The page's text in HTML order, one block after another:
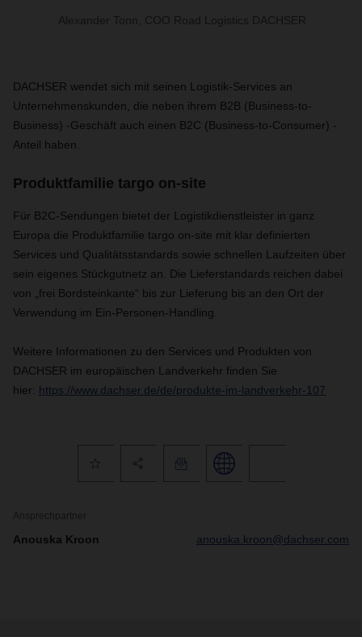
Alexander Tonn, COO Road Logistics DACHSER
DACHSER wendet sich mit seinen Logistik-Services an
Unternehmenskunden, die neben ihrem B2B (Business-to-
Business) -Geschäft auch einen B2C (Business-to-Consumer) -
Anteil haben.
Produktfamilie targo on-site
Für B2C-Sendungen bietet der Logistikdienstleister in ganz
Europa die Produktfamilie targo on-site mit klar definierten
Services und Qualitätsstandards sowie schnellen Laufzeiten über
sein eigenes Stückgutnetz an. Die Lieferstandards reichen dabei
von „frei Bordsteinkante“ bis zur Lieferung bis an den Ort der
Verwendung im Ein-Personen-Handling.
Weitere Informationen zu den Services und Produkten von
DACHSER im europäischen Landverkehr finden Sie
hier: https://www.dachser.de/de/produkte-im-landverkehr-107
Ansprechpartner
Anouska Kroon anouska.kroon@dachser.com